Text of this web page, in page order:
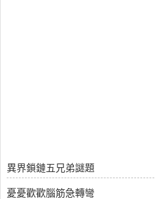
異界鎖鏈五兄弟謎題
憂憂歡歡腦筋急轉彎